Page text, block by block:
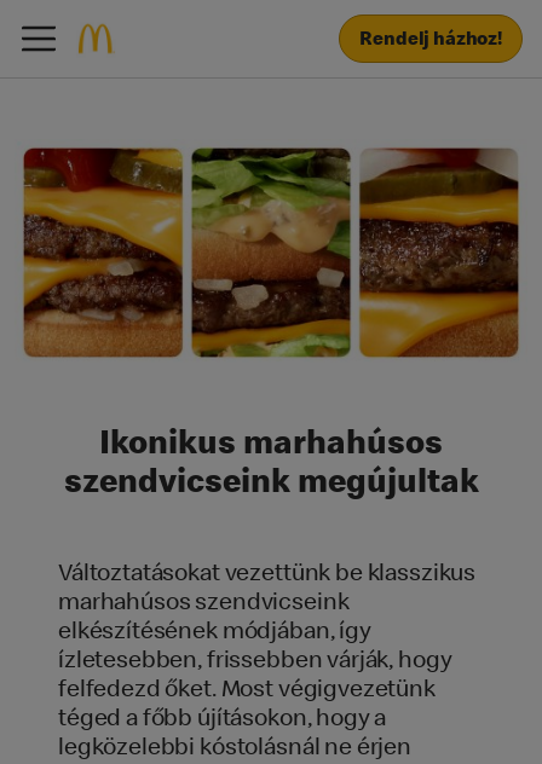
Rendelj házhoz!
Ikonikus marhahúsos
szendvicseink megújultak
Változtatásokat vezettünk be klasszikus
marhahúsos szendvicseink
elkészítésének módjában, így
ízletesebben, frissebben várják, hogy
felfedezd őket. Most végigvezetünk
téged a főbb újításokon, hogy a
legközelebbi kóstolásnál ne érjen